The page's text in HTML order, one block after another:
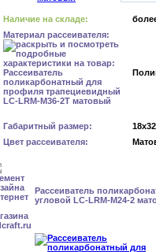
Наличие на складе:
Материал рассеивателя:
Габаритный размер:
Цвет рассеивателя:
Рассеиватель
угловой LC-LRM-M24-2